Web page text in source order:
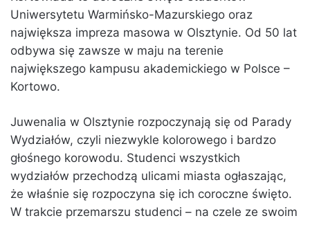
Uniwersytetu Warmińsko-Mazurskiego oraz
największa impreza masowa w Olsztynie. Od 50 lat
odbywa się zawsze w maju na terenie
największego kampusu akademickiego w Polsce –
Kortowo.
Juwenalia w Olsztynie rozpoczynają się od Parady
Wydziałów, czyli niezwykle kolorowego i bardzo
głośnego korowodu. Studenci wszystkich
wydziałów przechodzą ulicami miasta ogłaszając,
że właśnie się rozpoczyna się ich coroczne święto.
W trakcie przemarszu studenci – na czele ze swoim